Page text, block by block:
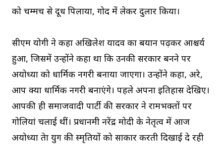
को चम्मच से दूध पिलाया, गोद में लेकर दुलार किया।
सीएम योगी ने कहा अखिलेश यादव का बयान पढ़कर आश्चर्य
हुआ, जिसमें उन्होंने कहा था कि उनकी सरकार बनने पर
अयोध्या को धार्मिक नगरी बनाया जाएगा। उन्होंने कहा, अरे,
आप क्या धार्मिक नगरी बनाएंगे। पहले अपना इतिहास देखिए।
आपकी ही समाजवादी पार्टी की सरकार ने रामभक्तों पर
गोलियां चलाई थीं। प्रधानमंत्री नरेंद्र मोदी के नेतृत्व में आज
अयोध्या त्रेता युग की स्मृतियों को साकार करती दिखाई दे रही